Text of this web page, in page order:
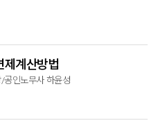
제계산방법
공인노무사 하윤성